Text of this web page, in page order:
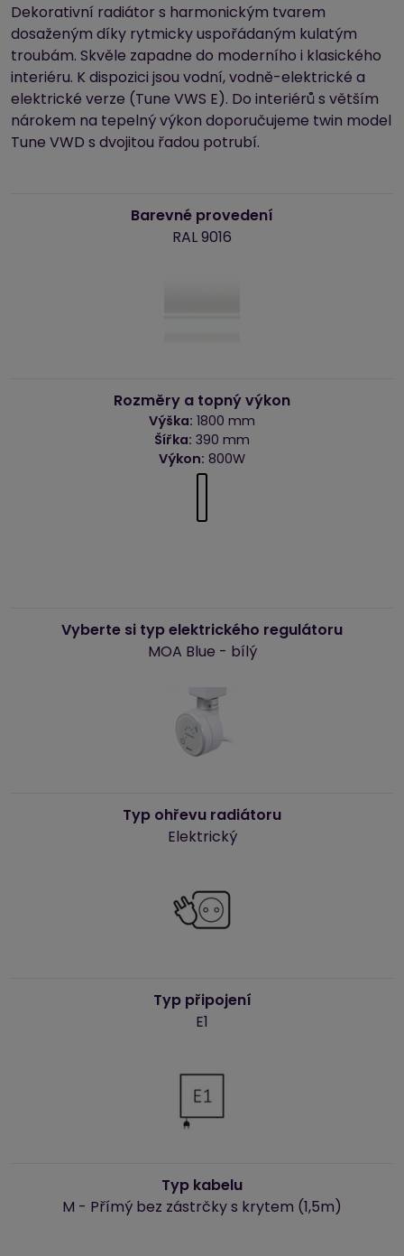
Dekorativní radiátor s harmonickým tvarem
dosaženým díky rytmicky uspořádaným kulatým
troubám. Skvěle zapadne do moderního i klasického
interiéru. K dispozici jsou vodní, vodně-elektrické a
elektrické verze (Tune VWS E). Do interiérů s větším
nárokem na tepelný výkon doporučujeme twin model
Tune VWD s dvojitou řadou potrubí.
Barevné provedení
RAL 9016
Rozměry a topný výkon
Výška: 1800 mm
Šířka: 390 mm
Výkon: 800W
Vyberte si typ elektrického regulátoru
MOA Blue - bílý
Typ ohřevu radiátoru
Elektrický
Typ připojení
E1
Typ kabelu
M - Přímý bez zástrčky s krytem (1,5m)